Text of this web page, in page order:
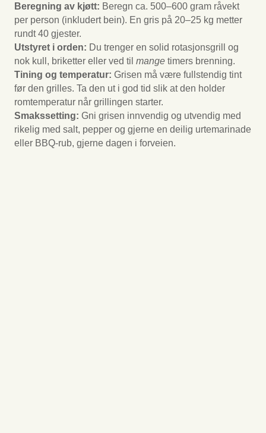
Beregning av kjøtt: Beregn ca. 500–600 gram råvekt
per person (inkludert bein). En gris på 20–25 kg metter
rundt 40 gjester.
Utstyret i orden: Du trenger en solid rotasjonsgrill og
nok kull, briketter eller ved til mange timers brenning.
Tining og temperatur: Grisen må være fullstendig tint
før den grilles. Ta den ut i god tid slik at den holder
romtemperatur når grillingen starter.
Smakssetting: Gni grisen innvendig og utvendig med
rikelig med salt, pepper og gjerne en deilig urtemarinade
eller BBQ-rub, gjerne dagen i forveien.